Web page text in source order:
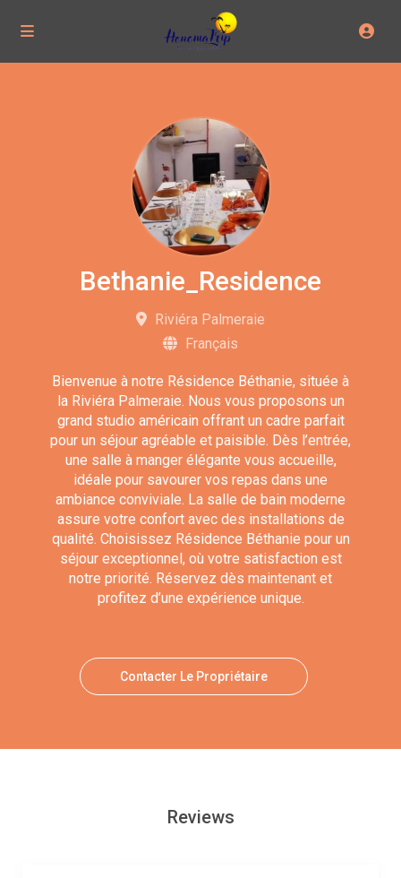
Bethanie_Residence
Riviéra Palmeraie
Français
Bienvenue à notre Résidence Béthanie, située à
la Riviéra Palmeraie. Nous vous proposons un
grand studio américain offrant un cadre parfait
pour un séjour agréable et paisible. Dès l’entrée,
une salle à manger élégante vous accueille,
idéale pour savourer vos repas dans une
ambiance conviviale. La salle de bain moderne
assure votre confort avec des installations de
qualité. Choisissez Résidence Béthanie pour un
séjour exceptionnel, où votre satisfaction est
notre priorité. Réservez dès maintenant et
profitez d’une expérience unique.
Contacter Le Propriétaire
Reviews